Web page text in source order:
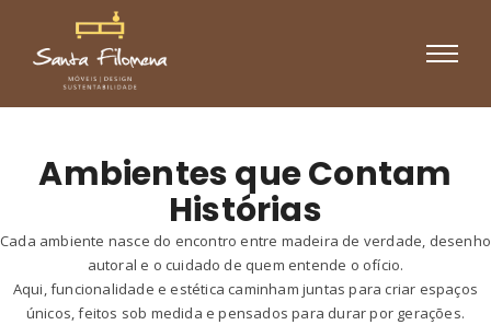
Ambientes que Contam
Histórias
Cada ambiente nasce do encontro entre madeira de verdade, desenho
autoral e o cuidado de quem entende o ofício.
Aqui, funcionalidade e estética caminham juntas para criar espaços
únicos, feitos sob medida e pensados para durar por gerações.